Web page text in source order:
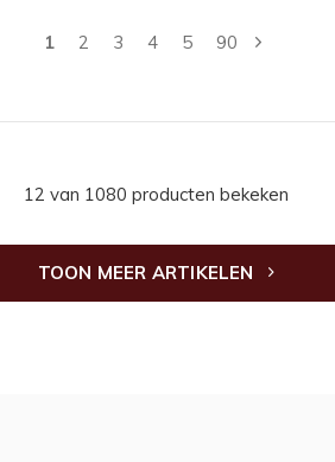
1 2 3 4 5 90
12 van 1080 producten bekeken
TOON MEER ARTIKELEN